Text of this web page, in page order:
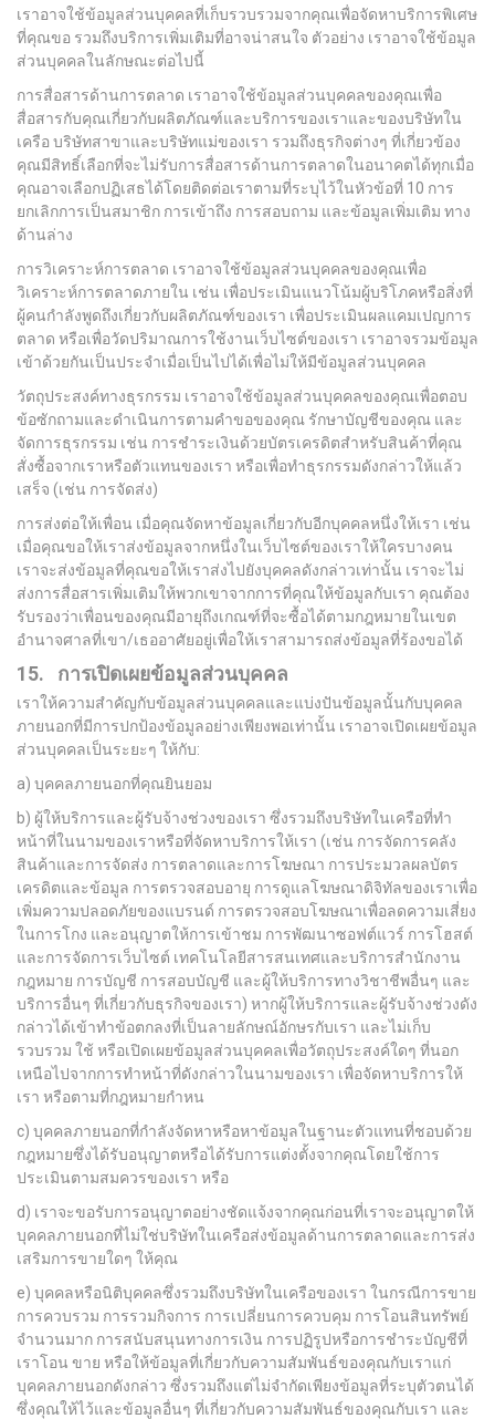
เราอาจใช้ข้อมูลส่วนบุคคลที่เก็บรวบรวมจากคุณเพื่อจัดหาบริการพิเศษ
ที่คุณขอ รวมถึงบริการเพิ่มเติมที่อาจน่าสนใจ ตัวอย่าง เราอาจใช้ข้อมูล
ส่วนบุคคลในลักษณะต่อไปนี้
การสื่อสารด้านการตลาด เราอาจใช้ข้อมูลส่วนบุคคลของคุณเพื่อ
สื่อสารกับคุณเกี่ยวกับผลิตภัณฑ์และบริการของเราและของบริษัทใน
เครือ บริษัทสาขาและบริษัทแม่ของเรา รวมถึงธุรกิจต่างๆ ที่เกี่ยวข้อง
คุณมีสิทธิ์เลือกที่จะไม่รับการสื่อสารด้านการตลาดในอนาคตได้ทุกเมื่อ
คุณอาจเลือกปฏิเสธได้โดยติดต่อเราตามที่ระบุไว้ในหัวข้อที่ 10 การ
ยกเลิกการเป็นสมาชิก การเข้าถึง การสอบถาม และข้อมูลเพิ่มเติม ทาง
ด้านล่าง
การวิเคราะห์การตลาด เราอาจใช้ข้อมูลส่วนบุคคลของคุณเพื่อ
วิเคราะห์การตลาดภายใน เช่น เพื่อประเมินแนวโน้มผู้บริโภคหรือสิ่งที่
ผู้คนกำลังพูดถึงเกี่ยวกับผลิตภัณฑ์ของเรา เพื่อประเมินผลแคมเปญการ
ตลาด หรือเพื่อวัดปริมาณการใช้งานเว็บไซต์ของเรา เราอาจรวมข้อมูล
เข้าด้วยกันเป็นประจำเมื่อเป็นไปได้เพื่อไม่ให้มีข้อมูลส่วนบุคคล
วัตถุประสงค์ทางธุรกรรม เราอาจใช้ข้อมูลส่วนบุคคลของคุณเพื่อตอบ
ข้อซักถามและดำเนินการตามคำขอของคุณ รักษาบัญชีของคุณ และ
จัดการธุรกรรม เช่น การชำระเงินด้วยบัตรเครดิตสำหรับสินค้าที่คุณ
สั่งซื้อจากเราหรือตัวแทนของเรา หรือเพื่อทำธุรกรรมดังกล่าวให้แล้ว
เสร็จ (เช่น การจัดส่ง)
การส่งต่อให้เพื่อน เมื่อคุณจัดหาข้อมูลเกี่ยวกับอีกบุคคลหนึ่งให้เรา เช่น
เมื่อคุณขอให้เราส่งข้อมูลจากหนึ่งในเว็บไซต์ของเราให้ใครบางคน
เราจะส่งข้อมูลที่คุณขอให้เราส่งไปยังบุคคลดังกล่าวเท่านั้น เราจะไม่
ส่งการสื่อสารเพิ่มเติมให้พวกเขาจากการที่คุณให้ข้อมูลกับเรา คุณต้อง
รับรองว่าเพื่อนของคุณมีอายุถึงเกณฑ์ที่จะซื้อได้ตามกฎหมายในเขต
อำนาจศาลที่เขา/เธออาศัยอยู่เพื่อให้เราสามารถส่งข้อมูลที่ร้องขอได้
15. การเปิดเผยข้อมูลส่วนบุคคล
เราให้ความสำคัญกับข้อมูลส่วนบุคคลและแบ่งปันข้อมูลนั้นกับบุคคล
ภายนอกที่มีการปกป้องข้อมูลอย่างเพียงพอเท่านั้น เราอาจเปิดเผยข้อมูล
ส่วนบุคคลเป็นระยะๆ ให้กับ:
a) บุคคลภายนอกที่คุณยินยอม
b) ผู้ให้บริการและผู้รับจ้างช่วงของเรา ซึ่งรวมถึงบริษัทในเครือที่ทำ
หน้าที่ในนามของเราหรือที่จัดหาบริการให้เรา (เช่น การจัดการคลัง
สินค้าและการจัดส่ง การตลาดและการโฆษณา การประมวลผลบัตร
เครดิตและข้อมูล การตรวจสอบอายุ การดูแลโฆษณาดิจิทัลของเราเพื่อ
เพิ่มความปลอดภัยของแบรนด์ การตรวจสอบโฆษณาเพื่อลดความเสี่ยง
ในการโกง และอนุญาตให้การเข้าชม การพัฒนาซอฟต์แวร์ การโฮสต์
และการจัดการเว็บไซต์ เทคโนโลยีสารสนเทศและบริการสำนักงาน
กฎหมาย การบัญชี การสอบบัญชี และผู้ให้บริการทางวิชาชีพอื่นๆ และ
บริการอื่นๆ ที่เกี่ยวกับธุรกิจของเรา) หากผู้ให้บริการและผู้รับจ้างช่วงดัง
กล่าวได้เข้าทำข้อตกลงที่เป็นลายลักษณ์อักษรกับเรา และไม่เก็บ
รวบรวม ใช้ หรือเปิดเผยข้อมูลส่วนบุคคลเพื่อวัตถุประสงค์ใดๆ ที่นอก
เหนือไปจากการทำหน้าที่ดังกล่าวในนามของเรา เพื่อจัดหาบริการให้
เรา หรือตามที่กฎหมายกำหน
c) บุคคลภายนอกที่กำลังจัดหาหรือหาข้อมูลในฐานะตัวแทนที่ชอบด้วย
กฎหมายซึ่งได้รับอนุญาตหรือได้รับการแต่งตั้งจากคุณโดยใช้การ
ประเมินตามสมควรของเรา หรือ
d) เราจะขอรับการอนุญาตอย่างชัดแจ้งจากคุณก่อนที่เราจะอนุญาตให้
บุคคลภายนอกที่ไม่ใช่บริษัทในเครือส่งข้อมูลด้านการตลาดและการส่ง
เสริมการขายใดๆ ให้คุณ
e) บุคคลหรือนิติบุคคลซึ่งรวมถึงบริษัทในเครือของเรา ในกรณีการขาย
การควบรวม การรวมกิจการ การเปลี่ยนการควบคุม การโอนสินทรัพย์
จำนวนมาก การสนับสนุนทางการเงิน การปฏิรูปหรือการชำระบัญชีที่
เราโอน ขาย หรือให้ข้อมูลที่เกี่ยวกับความสัมพันธ์ของคุณกับเราแก่
บุคคลภายนอกดังกล่าว ซึ่งรวมถึงแต่ไม่จำกัดเพียงข้อมูลที่ระบุตัวตนได้
ซึ่งคุณให้ไว้และข้อมูลอื่นๆ ที่เกี่ยวกับความสัมพันธ์ของคุณกับเรา และ